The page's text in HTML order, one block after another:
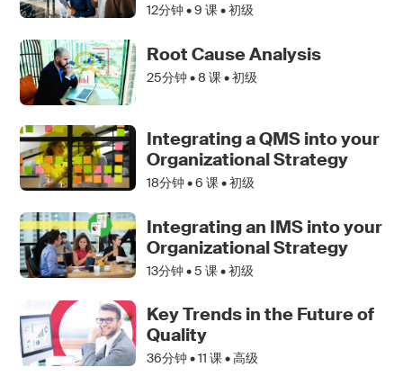
12分钟 •9 课 • 初级
Root Cause Analysis
25分钟 •8 课 • 初级
Integrating a QMS into your
Organizational Strategy
18分钟 •6 课 • 初级
Integrating an IMS into your
Organizational Strategy
13分钟 •5 课 • 初级
Key Trends in the Future of
Quality
36分钟 •11 课 • 高级